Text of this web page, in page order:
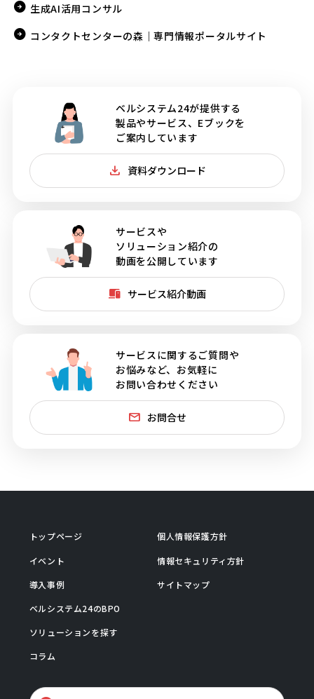
生成AI活用コンサル
コンタクトセンターの森｜専門情報ポータルサイト
ベルシステム24が提供する
製品やサービス、Eブックを
ご案内しています
資料ダウンロード
サービスや
ソリューション紹介の
動画を公開しています
サービス紹介動画
サービスに関するご質問や
お悩みなど、お気軽に
お問い合わせください
お問合せ
トップページ
イベント
導入事例
ベルシステム24のBPO
ソリューションを探す
コラム
個人情報保護方針
情報セキュリティ方針
サイトマップ